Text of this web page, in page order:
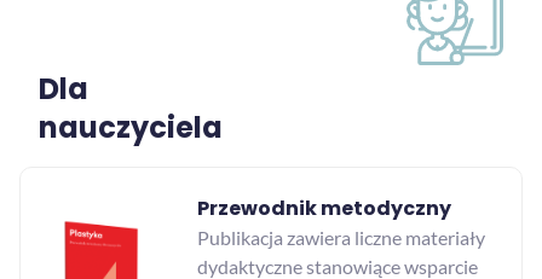
Dla
nauczyciela
Przewodnik metodyczny
Publikacja zawiera liczne materiały
dydaktyczne stanowiące wsparcie